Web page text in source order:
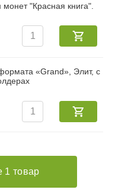
"Красная книга".
«Grand», Элит, с
1 товар